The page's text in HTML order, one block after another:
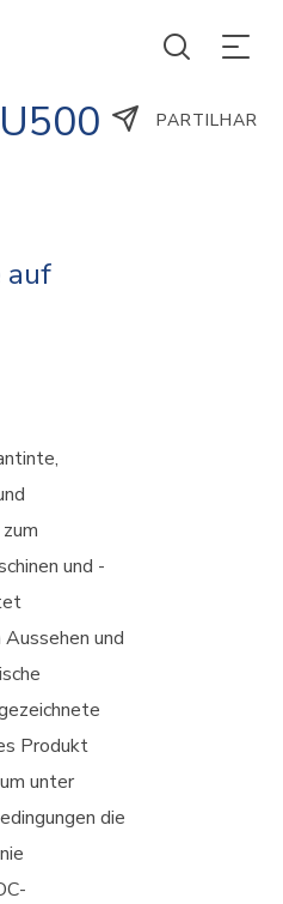
auf
und -
und
Produkt
unter
die
PARTILHAR